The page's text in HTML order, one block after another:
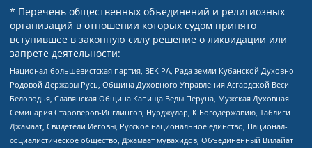
* Перечень общественных объединений и религиозных
организаций в отношении которых судом принято
вступившее в законную силу решение о ликвидации или
запрете деятельности:
Национал-большевистская партия, ВЕК РА, Рада земли Кубанской Духовно
Родовой Державы Русь, Община Духовного Управления Асгардской Веси
Беловодья, Славянская Община Капища Веды Перуна, Мужская Духовная
Семинария Староверов-Инглингов, Нурджулар, К Богодержавию, Таблиги
Джамаат, Свидетели Иеговы, Русское национальное единство, Национал-
социалистическое общество, Джамаат мувахидов, Объединенный Вилайат